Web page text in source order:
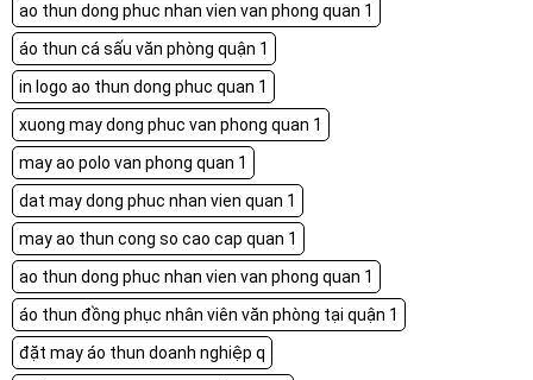
ao thun dong phuc nhan vien van phong quan 1
áo thun cá sấu văn phòng quận 1
in logo ao thun dong phuc quan 1
xuong may dong phuc van phong quan 1
may ao polo van phong quan 1
dat may dong phuc nhan vien quan 1
may ao thun cong so cao cap quan 1
ao thun dong phuc nhan vien van phong quan 1
áo thun đồng phục nhân viên văn phòng tại quận 1
đặt may áo thun doanh nghiệp q